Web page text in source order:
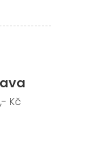
Kč